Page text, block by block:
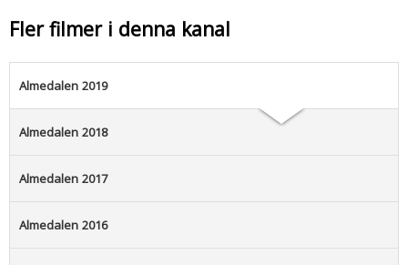
Fler filmer i denna kanal
Almedalen 2019
Almedalen 2018
Almedalen 2017
Almedalen 2016